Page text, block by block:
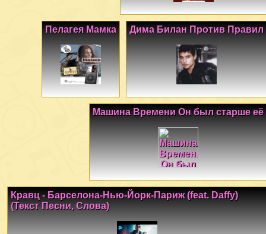
Дима Билан Против Правил
Пелагея Мамка
Машина Времени Он был старше её
Кравц - Барселона-Нью-Йорк-Париж (feat. Daffy)
(Текст Песни, Слова)